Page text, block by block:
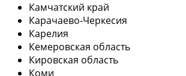
Камчатский край
Карачаево-Черкесия
Карелия
Кемеровская область
Кировская область
Коми